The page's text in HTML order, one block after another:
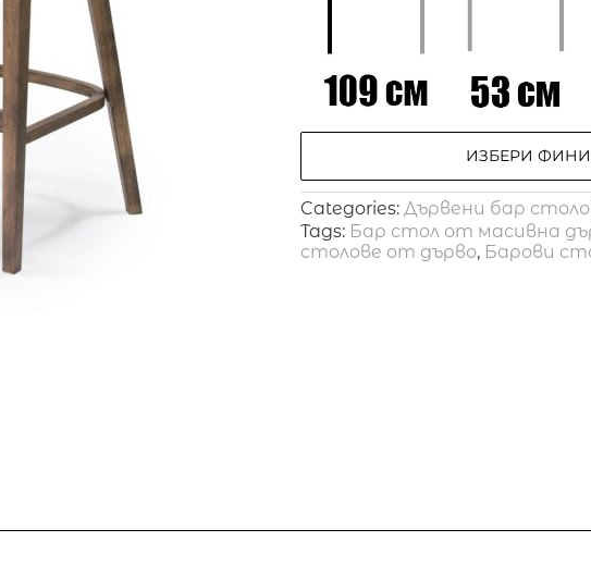
ИЗБЕРИ
Categories: Дървени бар
Tags: Бар стол от масивна
столове от дърво, Барови